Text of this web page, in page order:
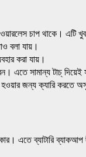
থাকে। এটি খুব
বলা যায়।
করা যায়।
এতে সামান্য টাচ্
করতে অসুবিধা
এতে ব্যাটারি